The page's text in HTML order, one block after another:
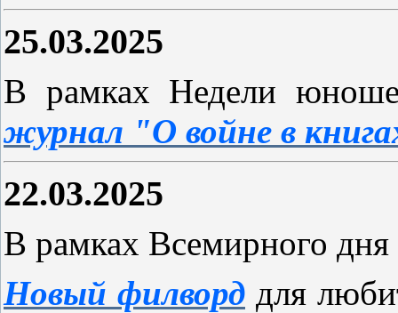
25.03.2025
В рамках Недели
журнал "О войне в
22.03.2025
В рамках Всемирного
Новый филворд для